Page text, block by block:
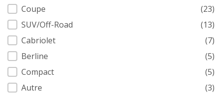
Carrosserie
Coupe
(23)
SUV/Off-Road
(13)
Cabriolet
(7)
Berline
(5)
Compact
(5)
Autre
(3)